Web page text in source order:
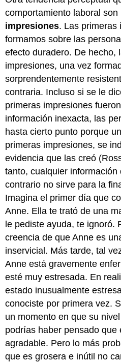
comportamiento laboral son
impresiones. Las primeras
formamos sobre las
efecto duradero. De hecho,
impresiones, una vez
sorprendentemente
contraria. Incluso si se le
primeras impresiones
información inexacta, las
hasta cierto punto porque
primeras impresiones, se
evidencia que las creó
tanto, cualquier información
contrario no sirve para la
Imagina el primer día que
Anne. Ella te trató de una
le pediste ayuda, te ignoró.
creencia de que Anne es
inservicial. Más tarde, tal
Anne está gravemente
esté muy estresada. En
estado inusualmente
conociste por primera vez.
un momento en que su
podrías haber pensado que
agradable. Pero lo más
que es grosera e inútil no